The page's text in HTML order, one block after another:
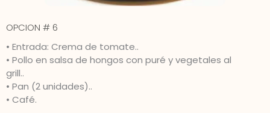
OPCION # 6
• Entrada: Crema de tomate..
• Pollo en salsa de hongos con puré y vegetales al
grill..
• Pan (2 unidades)..
• Café.